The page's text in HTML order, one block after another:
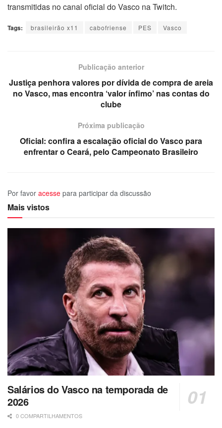
transmitidas no canal oficial do Vasco na Twitch.
Tags: brasileirão x11 cabofriense PES Vasco
Publicação anterior
Justiça penhora valores por dívida de compra de areia
no Vasco, mas encontra ‘valor ínfimo’ nas contas do
clube
Próxima publicação
Oficial: confira a escalação oficial do Vasco para
enfrentar o Ceará, pelo Campeonato Brasileiro
Por favor acesse para participar da discussão
Mais vistos
Salários do Vasco na temporada de
2026
0 COMPARTILHAMENTOS